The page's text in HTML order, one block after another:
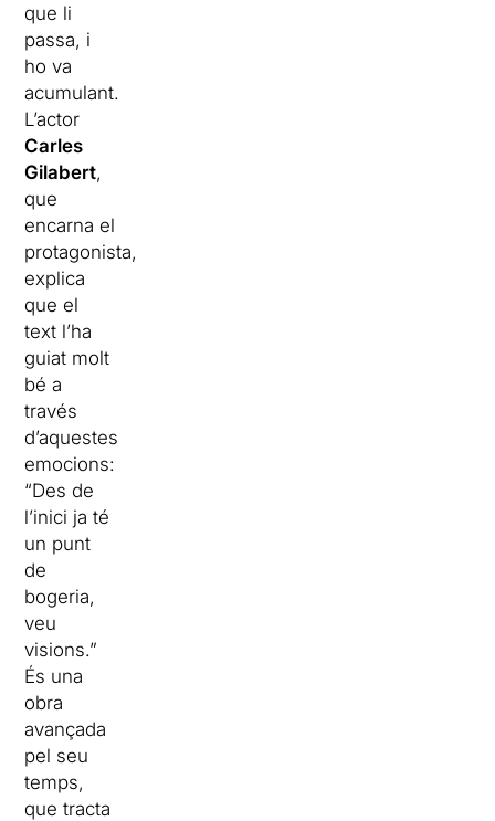
que li
passa, i
ho va
acumulant.
L’actor
Carles
Gilabert,
que
encarna el
protagonista,
explica
que el
text l’ha
guiat molt
bé a
través
d’aquestes
emocions:
“Des de
l’inici ja té
un punt
de
bogeria,
veu
visions.”
És una
obra
avançada
pel seu
temps,
que tracta